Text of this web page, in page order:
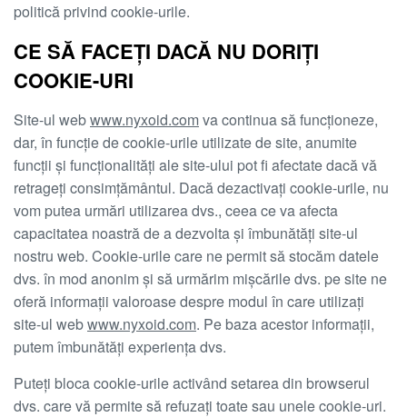
politică privind cookie-urile.
CE SĂ FACEȚI DACĂ NU DORIȚI
COOKIE-URI
Site-ul webwww.nyxoid.comva continua să funcționeze,
dar, în funcție de cookie-urile utilizate de site, anumite
funcții și funcționalități ale site-ului pot fi afectate dacă vă
retrageți consimțământul. Dacă dezactivați cookie-urile, nu
vom putea urmări utilizarea dvs., ceea ce va afecta
capacitatea noastră de a dezvolta și îmbunătăți site-ul
nostru web. Cookie-urile care ne permit să stocăm datele
dvs. în mod anonim și să urmărim mișcările dvs. pe site ne
oferă informații valoroase despre modul în care utilizați
site-ul webwww.nyxoid.com. Pe baza acestor informații,
putem îmbunătăți experiența dvs.
Puteți bloca cookie-urile activând setarea din browserul
dvs. care vă permite să refuzați toate sau unele cookie-uri.